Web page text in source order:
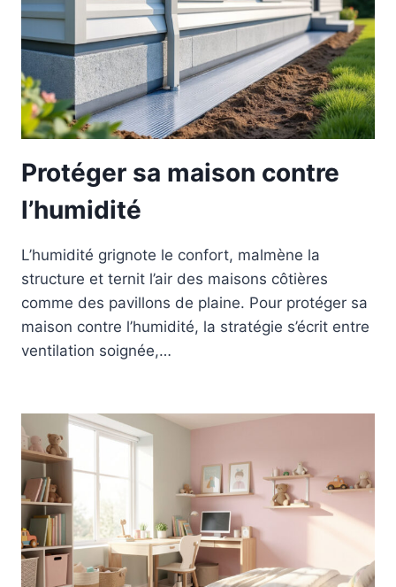
Protéger sa maison contre
l’humidité
L’humidité grignote le confort, malmène la
structure et ternit l’air des maisons côtières
comme des pavillons de plaine. Pour protéger sa
maison contre l’humidité, la stratégie s’écrit entre
ventilation soignée,…